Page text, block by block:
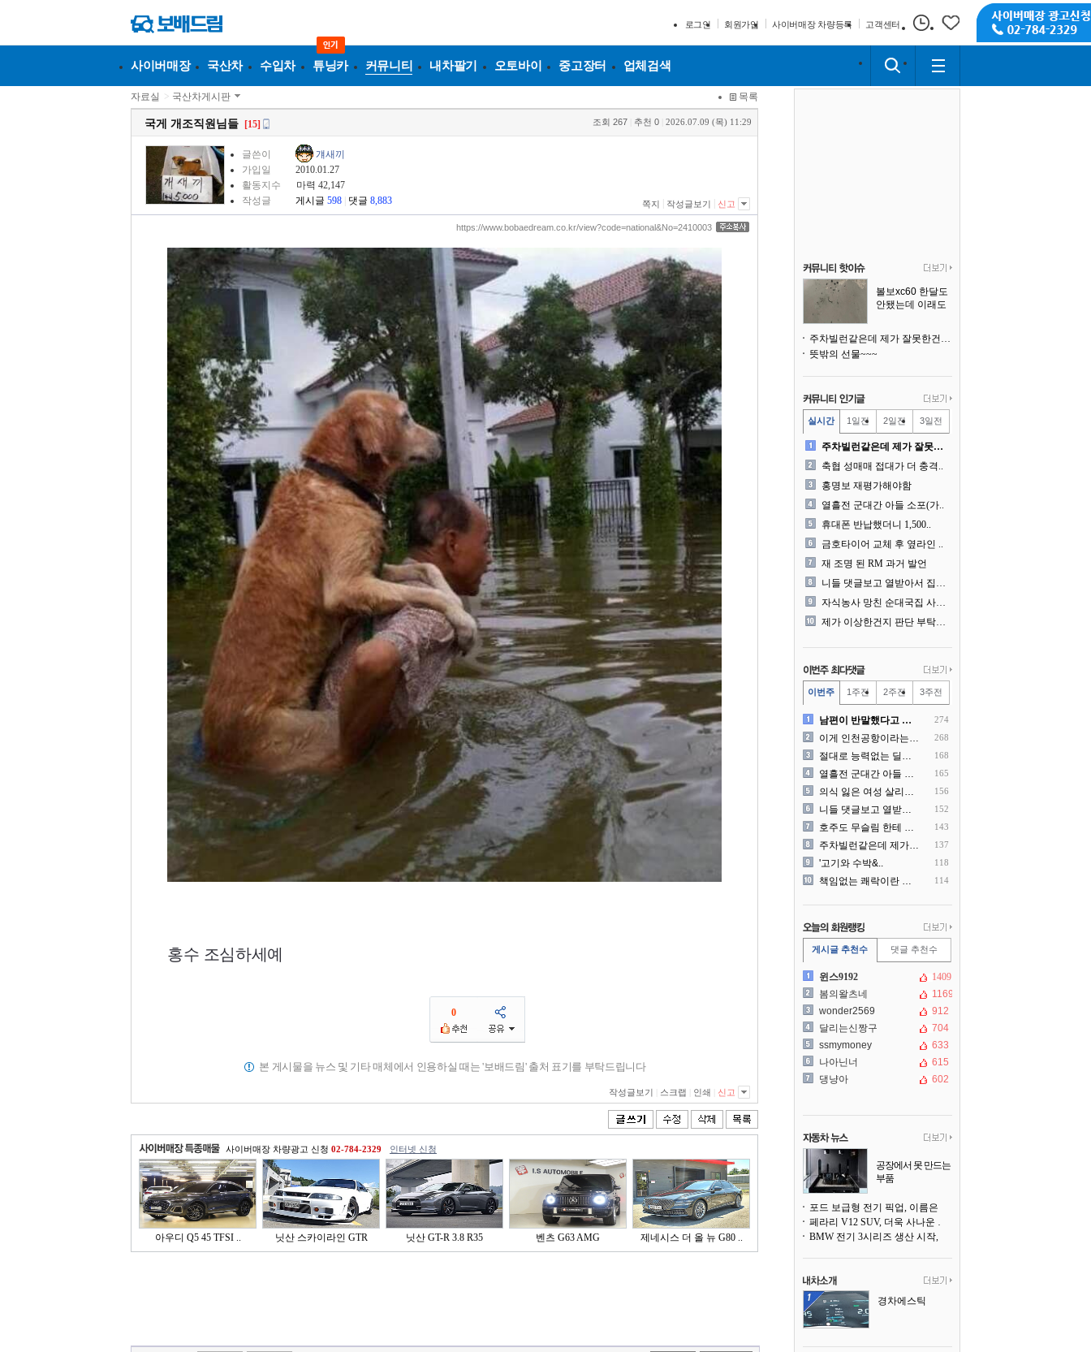
로그인 회원가입 사이버매장 차량등록 고객센터
사이버매장 국산차 수입차 튜닝카 커뮤니티 내차팔기 오토바이 중고장터 업체검색
자료실 > 국산차게시판 목록
국게 개조직원님들 [15] 조회 267 추천 0 2026.07.09 (목) 11:29
글쓴이
걔새끼
가입일
2010.01.27
활동지수
마력 42,147
작성글
게시글 598 댓글 8,883 쪽지 작성글보기 신고
https://www.bobaedream.co.kr/view?code=national&No=2410003
홍수 조심하세예
0
본 게시물을 뉴스 및 기타 매체에서 인용하실 때는 '보배드림' 출처 표기를 부탁드립니다
작성글보기 스크랩 인쇄 신고
사이버매장 차량광고 신청 02-784-2329 인터넷 신청
아우디 Q5 45 TFSI .. 닛산 스카이라인 GTR 닛산 GT-R 3.8 R35 벤츠 G63 AMG 제네시스 더 올 뉴 G80 ..
볼보xc60 한달도
안됐는데 이래도
주차빌런같은데 제가 잘못한건가요
뜻밖의 선물~~~
실시간 1일전 2일전 3일전
주차빌런같은데 제가 잘못한건..
축협 성매매 접대가 더 충격..
홍명보 재평가해야함
열흘전 군대간 아들 소포(가..
휴대폰 반납했더니 1,500..
금호타이어 교체 후 옆라인 ..
재 조명 된 RM 과거 발언
니들 댓글보고 열받아서 집구..
자식농사 망친 순대국집 사장..
제가 이상한건지 판단 부탁드..
이번주 1주전 2주전 3주전
남편이 반말했다고 똑같이 반.. 274
이게 인천공항이라는게 믿겨지.. 268
절대로 능력없는 딜러를 쓰지.. 168
열흘전 군대간 아들 소포(가.. 165
의식 잃은 여성 살리려다 성.. 156
니들 댓글보고 열받아서 집구.. 152
호주도 무슬림 한테 점령 당.. 143
주차빌런같은데 제가 잘못한건.. 137
'고기와 수박&.. 118
책임없는 쾌락이란 말에 빡친.. 114
게시글 추천수 댓글 추천수
윈스9192
1409
봄의왈츠네
1169
wonder2569
912
달리는신짱구
704
ssmymoney
633
나아닌너
615
댕냥아
602
공장에서 못 만드는
부품
어낸다
페라리 V12 SUV, 더욱 사나운 얼굴로 돌아온다
경차에스틱